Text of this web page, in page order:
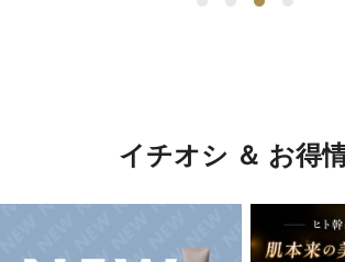
イチオシ ＆ お得